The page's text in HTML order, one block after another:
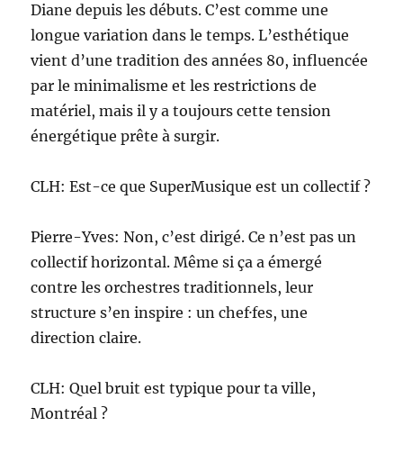
Diane depuis les débuts. C’est comme une
longue variation dans le temps. L’esthétique
vient d’une tradition des années 80, influencée
par le minimalisme et les restrictions de
matériel, mais il y a toujours cette tension
énergétique prête à surgir.
CLH: Est-ce que SuperMusique est un collectif ?
Pierre-Yves: Non, c’est dirigé. Ce n’est pas un
collectif horizontal. Même si ça a émergé
contre les orchestres traditionnels, leur
structure s’en inspire : un chef·fes, une
direction claire.
CLH: Quel bruit est typique pour ta ville,
Montréal ?